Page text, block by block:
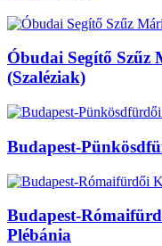
Óbudai Segítő Szűz
(Szaléziak)
Budapest-
Budapest-
Plébánia